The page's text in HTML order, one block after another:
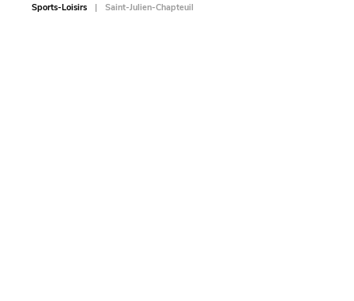
Sports-Loisirs Saint-Julien-Chapteuil